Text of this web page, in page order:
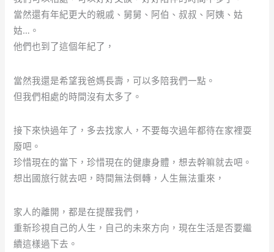
當然還有年紀更大的親戚、舅舅、阿伯、叔叔、阿姨、姑
姑…。
他們也到了這個年紀了，
當然我還是希望我爸媽長壽，可以多陪我們一點。
但我們相處的時間沒有太多了。
接下來快過年了，多去找家人，不要每次過年都待在家裡耍
廢吧。
珍惜現在的當下，珍惜現在的健康身體，想去幹嘛就去吧。
想出國旅行就去吧，時間無法倒轉，人生無法重來，
家人的離開，都是在提醒我們，
重新珍視自己的人生，自己的未來方向，現在生活是否要繼
續這樣過下去。